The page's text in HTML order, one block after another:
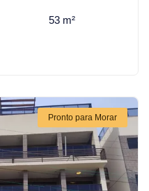
53 m²
Pronto para Morar